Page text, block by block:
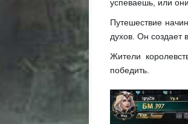
успеваешь, или
Путешествие
духов. Он создает
Жители
победить.